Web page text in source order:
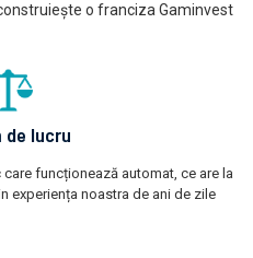
o franciza Gaminvest
de lucru
funcționează automat, ce are la
experiența noastra de ani de zile